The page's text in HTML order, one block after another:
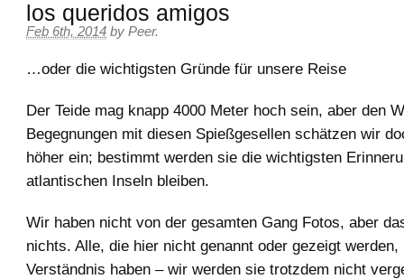
los queridos amigos
Feb 6th, 2014 by Peer.
…oder die wichtigsten Gründe für unsere Reise
Der Teide mag knapp 4000 Meter hoch sein, aber den
Begegnungen mit diesen Spießgesellen schätzen wir
höher ein; bestimmt werden sie die wichtigsten
atlantischen Inseln bleiben.
Wir haben nicht von der gesamten Gang Fotos, aber
nichts. Alle, die hier nicht genannt oder gezeigt werden,
Verständnis haben – wir werden sie trotzdem nicht